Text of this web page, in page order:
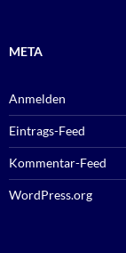
META
Anmelden
Eintrags-Feed
Kommentar-Feed
WordPress.org